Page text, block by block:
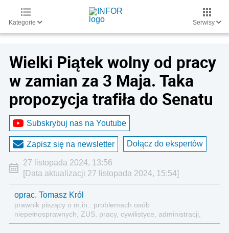
Kategorie Serwisy
Wielki Piątek wolny od pracy
w zamian za 3 Maja. Taka
propozycja trafiła do Senatu
Subskrybuj nas na Youtube
Zapisz się na newsletter Dołącz do ekspertów
27 listopada 2024, 13:56
[Data aktualizacji 27 listopada 2024, 15:54]
oprac. Tomasz Król
prawnik piszący o m.in.: problemach osób
niepełnosprawnych, ZUS, pracy, cywilistyce, administracji,
przedsiębiorcach, podatkach